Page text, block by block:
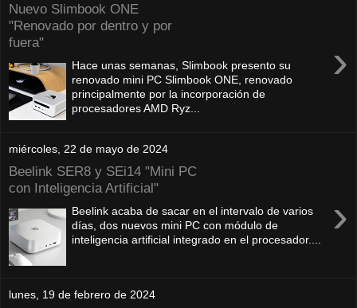
Nuevo Slimbook ONE
"Renovado por dentro y por
fuera"
›
Hace unas semanas, Slimbook presento su
renovado mini PC Slimbook ONE, renovado
principalmente por la incorporación de
procesadores AMD Ryz...
miércoles, 22 de mayo de 2024
Beelink SER8 y SEi14 "Mini PC
con Inteligencia Artificial"
›
Beelink acaba de sacar en el intervalo de varios
días, dos nuevos mini PC con módulo de
inteligencia artificial integrado en el procesador....
lunes, 19 de febrero de 2024